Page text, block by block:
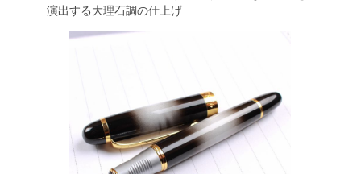
演出する大理石調の仕上げ